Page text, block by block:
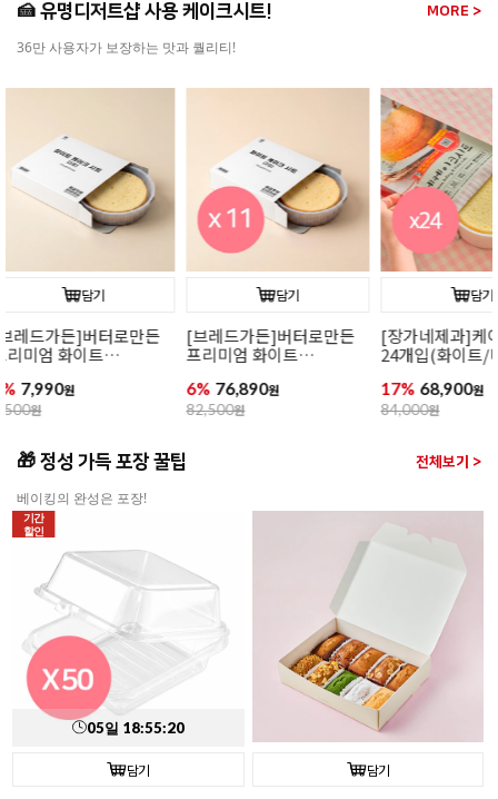
🍰 유명디저트샵 사용 케이크시트! MORE >
36만 사용자가 보장하는 맛과 퀄리티!
담기
[장가네제과]케이크시트
24개입(화이트/미니)
17% 68,900
84,000
담기
[장가네제과]케이크시트
(화이트/미니)
17% 2,900
3,500원
[장가네제과]
24개입(초코/
12% 77,900
88,800
🎁 정성 가득 포장 꿀팁 전체보기 >
베이킹의 완성은 포장!
기간
할인
05일 18:55:18
담기 담기